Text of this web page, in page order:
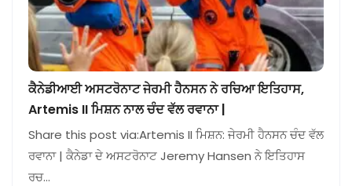
ਕੈਨੇਡੀਆਈ ਅਸਟਰੋਨਾਟ ਜੇਰਮੀ ਹੈਨਸਨ ਨੇ ਰਚਿਆ ਇਤਿਹਾਸ,
Artemis II ਮਿਸ਼ਨ ਨਾਲ ਚੰਦ ਵੱਲ ਰਵਾਨਾ |
Share this post via:Artemis II ਮਿਸ਼ਨ: ਜੇਰਮੀ ਹੈਨਸਨ ਚੰਦ ਵੱਲ
ਰਵਾਨਾ | ਕੈਨੇਡਾ ਦੇ ਅਸਟਰੋਨਾਟ Jeremy Hansen ਨੇ ਇਤਿਹਾਸ
ਰਚ…